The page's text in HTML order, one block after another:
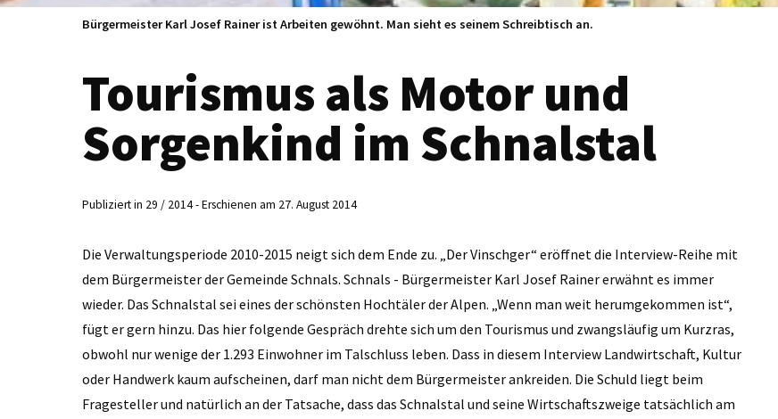
Bürgermeister Karl Josef Rainer ist Arbeiten gewöhnt. Man sieht es seinem Schreibtisch an.
Tourismus als Motor und
Sorgenkind im Schnalstal
Publiziert in 29 / 2014 - Erschienen am 27. August 2014
Die Verwaltungsperiode 2010-2015 neigt sich dem Ende zu. „Der Vinschger“ eröffnet die Interview-Reihe mit
dem Bürgermeister der Gemeinde Schnals. Schnals - Bürgermeister Karl Josef Rainer erwähnt es immer
wieder. Das Schnalstal sei eines der schönsten Hochtäler der Alpen. „Wenn man weit herumgekommen ist“,
fügt er gern hinzu. Das hier folgende Gespräch drehte sich um den Tourismus und zwangsläufig um Kurzras,
obwohl nur wenige der 1.293 Einwohner im Talschluss leben. Dass in diesem Interview Landwirtschaft, Kultur
oder Handwerk kaum aufscheinen, darf man nicht dem Bürgermeister ankreiden. Die Schuld liegt beim
Fragesteller und natürlich an der Tatsache, dass das Schnalstal und seine Wirtschaftszweige tatsächlich am